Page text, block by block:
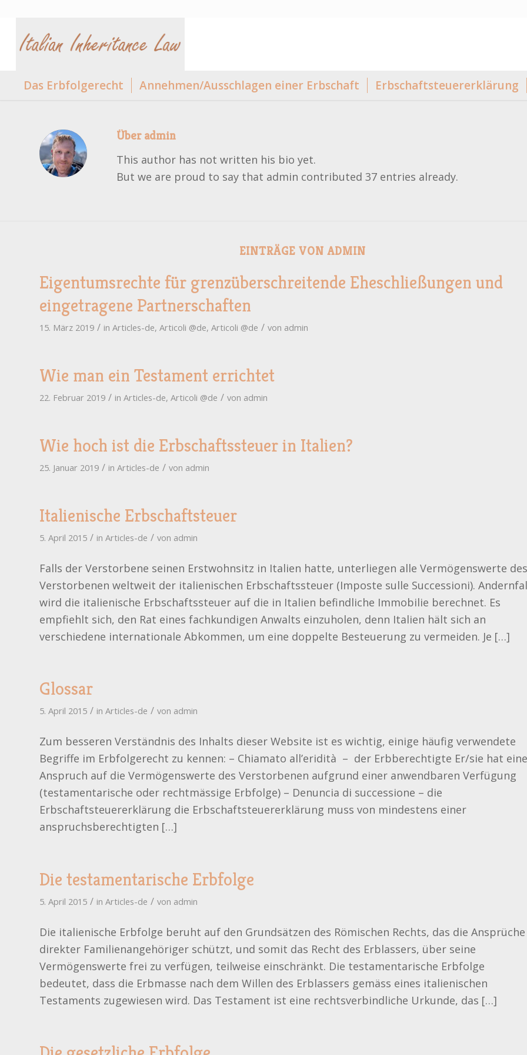
Das Erbfolgerecht Annehmen/Ausschlagen einer Erbschaft Erbschaftsteuererklärung
Über admin
This author has not written his bio yet.
But we are proud to say that admin contributed 37 entries already.
EINTRÄGE VON ADMIN
Eigentumsrechte für grenzüberschreitende Eheschließungen und
eingetragene Partnerschaften
15. März 2019 / in Articles-de, Articoli @de, Articoli @de / von admin
Wie man ein Testament errichtet
22. Februar 2019 / in Articles-de, Articoli @de / von admin
Wie hoch ist die Erbschaftssteuer in Italien?
25. Januar 2019 / in Articles-de / von admin
Italienische Erbschaftsteuer
5. April 2015 / in Articles-de / von admin
Falls der Verstorbene seinen Erstwohnsitz in Italien hatte, unterliegen alle Vermögenswerte des
Verstorbenen weltweit der italienischen Erbschaftssteuer (Imposte sulle Successioni).
wird die italienische Erbschaftssteuer auf die in Italien befindliche Immobilie berechnet. Es
empfiehlt sich, den Rat eines fachkundigen Anwalts einzuholen, denn Italien hält sich an
verschiedene internationale Abkommen, um eine doppelte Besteuerung zu vermeiden. Je […]
Glossar
5. April 2015 / in Articles-de / von admin
Zum besseren Verständnis des Inhalts dieser Website ist es wichtig, einige häufig verwendete
Begriffe im Erbfolgerecht zu kennen: – Chiamato all’eridità – der Erbberechtigte Er/sie hat
Anspruch auf die Vermögenswerte des Verstorbenen aufgrund einer anwendbaren Verfügung
(testamentarische oder rechtmässige Erbfolge) – Denuncia di successione – die
Erbschaftsteuererklärung die Erbschaftsteuererklärung muss von mindestens einer
anspruchsberechtigten […]
Die testamentarische Erbfolge
5. April 2015 / in Articles-de / von admin
Die italienische Erbfolge beruht auf den Grundsätzen des Römischen Rechts, das die Ansprüche
direkter Familienangehöriger schützt, und somit das Recht des Erblassers, über seine
Vermögenswerte frei zu verfügen, teilweise einschränkt. Die testamentarische Erbfolge
bedeutet, dass die Erbmasse nach dem Willen des Erblassers gemäss eines italienischen
Testaments zugewiesen wird. Das Testament ist eine rechtsverbindliche Urkunde, das […]